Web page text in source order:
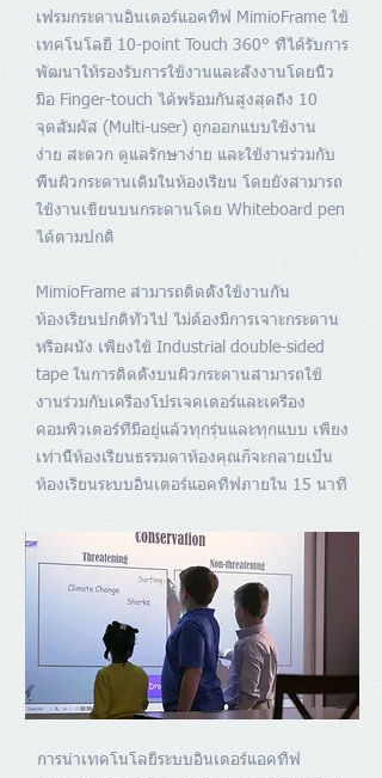
เฟรมกระดานอินเตอร์แอคทีฟ MimioFrame ใช้
เทคโนโลยี 10-point Touch 360° ที่ได้รับการ
พัฒนาให้รองรับการใช้งานและสั่งงานโดยนิ้ว
มือ Finger-touch ได้พร้อมกันสูงสุดถึง 10
จุดสัมผัส (Multi-user) ถูกออกแบบใช้งาน
ง่าย สะดวก ดูแลรักษาง่าย และใช้งานร่วมกับ
พื้นผิวกระดานเดิมในห้องเรียน โดยยังสามารถ
ใช้งานเขียนบนกระดานโดย Whiteboard pen
ได้ตามปกติ
MimioFrame สามารถติดตั้งใช้งานกัน
ห้องเรียนปกติทั่วไป ไม่ต้องมีการเจาะกระดาน
หรือผนัง เพียงใช้ Industrial double-sided
tape ในการติดตั้งบนผิวกระดานสามารถใช้
งานร่วมกับเครื่องโปรเจคเตอร์และเครื่อง
คอมพิวเตอร์ที่มีอยู่แล้วทุกรุ่นและทุกแบบ เพียง
เท่านี้ห้องเรียนธรรมดาห้องคุณก็จะกลายเป็น
ห้องเรียนระบบอินเตอร์แอคทีฟภายใน 15 นาที
การนำเทคโนโลยีระบบอินเตอร์แอคทีฟ